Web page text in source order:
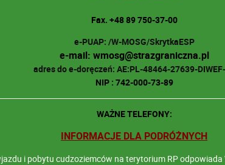
Fax. +48 89 750-37-00
e-PUAP: /W-MOSG/SkrytkaESP
e-mail: wmosg@strazgraniczna.pl
adres do e-doręczeń: AE:PL-48464-27639-
NIP : 742-000-73-89
WAŻNE TELEFONY:
INFORMACJE DLA PODRÓŻNYCH
i pobytu cudzoziemców na terytorium RP odpowiada